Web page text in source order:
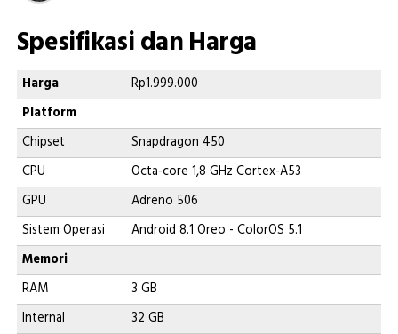
Spesifikasi dan Harga
Harga
Rp1.999.000
Platform
Chipset
Snapdragon 450
CPU
Octa-core 1,8 GHz Cortex-A53
GPU
Adreno 506
Sistem Operasi
Android 8.1 Oreo - ColorOS 5.1
Memori
RAM
3 GB
Internal
32 GB